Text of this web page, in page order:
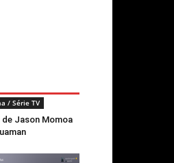
/ Série TV
de Jason Momoa